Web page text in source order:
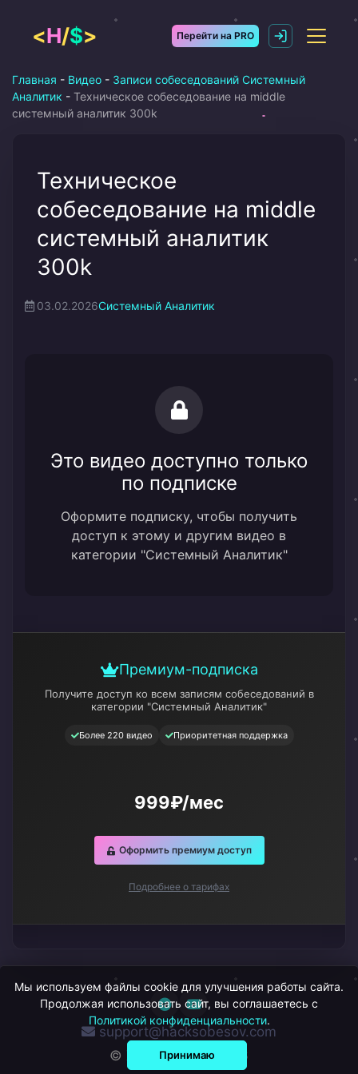
содержимому
<H/$> Перейти на PRO
Главная - Видео - Записи собеседований Системный
Аналитик - Техническое собеседование на middle
системный аналитик 300k
Техническое
собеседование на middle
системный аналитик
300k
03.02.2026Системный Аналитик
Это видео доступно только
по подписке
Оформите подписку, чтобы получить
доступ к этому и другим видео в
категории "Системный Аналитик"
Премиум-подписка
Получите доступ ко всем записям собеседований в
категории "Системный Аналитик"
Более 220 видео Приоритетная поддержка
999₽/мес
Оформить премиум доступ
Подробнее о тарифах
© ХакСобесов, 2026
support@hacksobesov.com
Мы используем файлы cookie для улучшения работы сайта.
Продолжая использовать сайт, вы соглашаетесь с
Политикой конфиденциальности.
Принимаю